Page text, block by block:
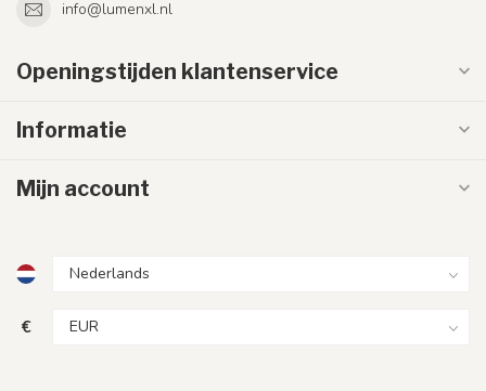
info@lumenxl.nl
Openingstijden klantenservice
Informatie
Mijn account
€